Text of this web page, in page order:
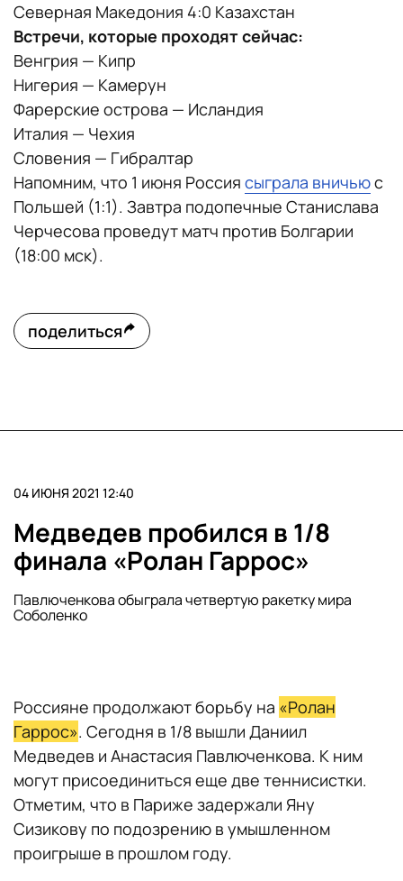
Северная Македония 4:0 Казахстан
Встречи, которые проходят сейчас:
Венгрия — Кипр
Нигерия — Камерун
Фарерские острова — Исландия
Италия — Чехия
Словения — Гибралтар
Напомним, что 1 июня Россия сыграла вничьюс
Польшей (1:1). Завтра подопечные Станислава
Черчесова проведут матч против Болгарии
(18:00 мск).
поделиться
04 ИЮНЯ 2021 12:40
Медведев пробился в 1/8
финала «Ролан Гаррос»
Павлюченкова обыграла четвертую ракетку мира
Соболенко
Россияне продолжают борьбу на «Ролан
Гаррос». Сегодня в 1/8 вышли Даниил
Медведев и Анастасия Павлюченкова. К ним
могут присоединиться еще две теннисистки.
Отметим, что в Париже задержали Яну
Сизикову по подозрению в умышленном
проигрыше в прошлом году.